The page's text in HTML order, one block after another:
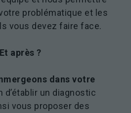
problématique et les
vous devez faire face.
Et après ?
dans votre
d’établir un diagnostic
vous proposer des